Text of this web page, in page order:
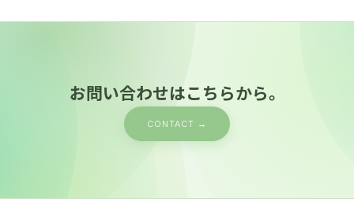
お問い合わせはこちらから。
CONTACT →